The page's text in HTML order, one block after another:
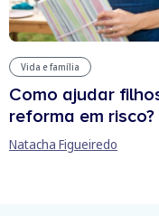
Vida e família
Como ajudar
reforma em risco?
Natacha Figueiredo